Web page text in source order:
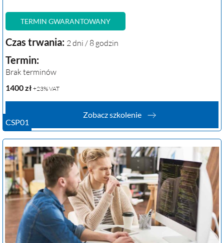
CSP01
TERMIN GWARANTOWANY
Czas trwania: 2 dni / 8 godzin
Termin:
Brak terminów
1400zł +23% VAT
Zobacz szkolenie